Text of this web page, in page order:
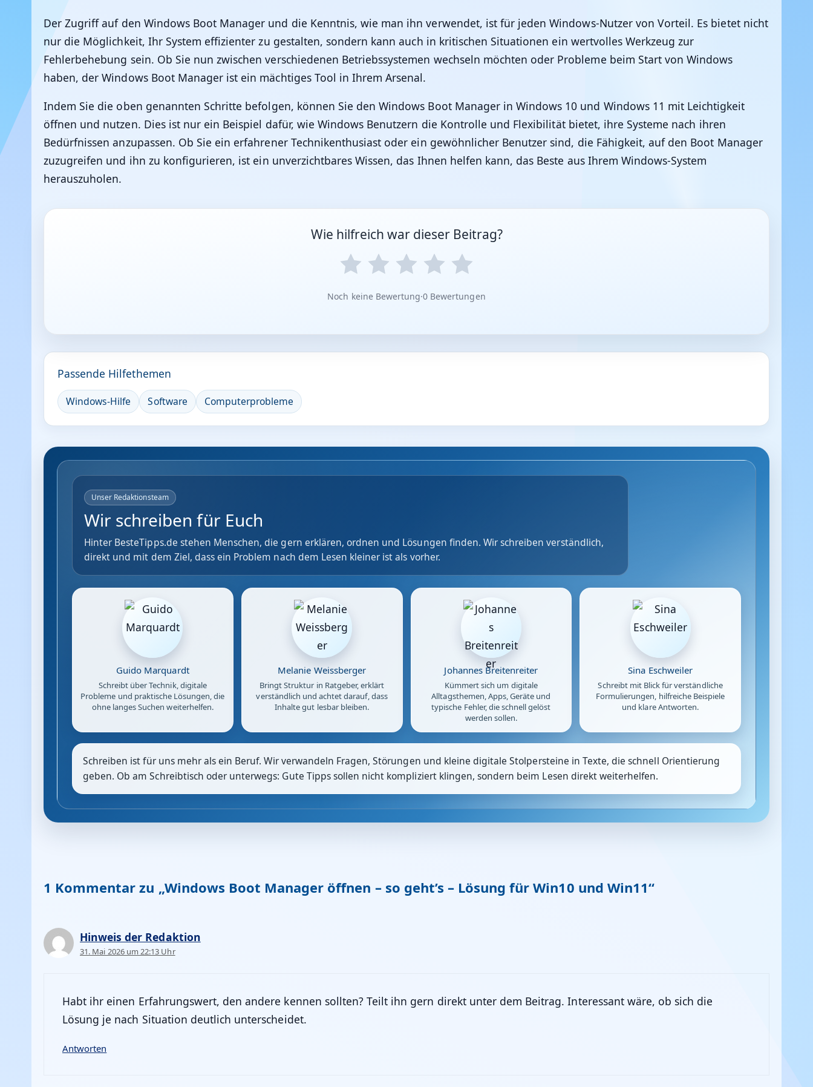
Der Zugriff auf den Windows Boot Manager und die Kenntnis, wie man ihn verwendet, ist für jeden Windows-Nutzer von Vorteil. Es bietet nicht
nur die Möglichkeit, Ihr System effizienter zu gestalten, sondern kann auch in kritischen Situationen ein wertvolles Werkzeug zur
Fehlerbehebung sein. Ob Sie nun zwischen verschiedenen Betriebssystemen wechseln möchten oder Probleme beim Start von Windows
haben, der Windows Boot Manager ist ein mächtiges Tool in Ihrem Arsenal.
Indem Sie die oben genannten Schritte befolgen, können Sie den Windows Boot Manager in Windows 10 und Windows 11 mit Leichtigkeit
öffnen und nutzen. Dies ist nur ein Beispiel dafür, wie Windows Benutzern die Kontrolle und Flexibilität bietet, ihre Systeme nach ihren
Bedürfnissen anzupassen. Ob Sie ein erfahrener Technikenthusiast oder ein gewöhnlicher Benutzer sind, die Fähigkeit, auf den Boot Manager
zuzugreifen und ihn zu konfigurieren, ist ein unverzichtbares Wissen, das Ihnen helfen kann, das Beste aus Ihrem Windows-System
herauszuholen.
Wie hilfreich war dieser Beitrag?
Noch keine Bewertung·0 Bewertungen
Passende Hilfethemen
Windows-Hilfe Software Computerprobleme
Unser Redaktionsteam
Wir schreiben für Euch
Hinter BesteTipps.de stehen Menschen, die gern erklären, ordnen und Lösungen finden. Wir schreiben verständlich,
direkt und mit dem Ziel, dass ein Problem nach dem Lesen kleiner ist als vorher.
Guido Marquardt
Schreibt über Technik, digitale
Probleme und praktische Lösungen, die
ohne langes Suchen weiterhelfen.
Melanie Weissberger
Bringt Struktur in Ratgeber, erklärt
verständlich und achtet darauf, dass
Inhalte gut lesbar bleiben.
Johannes Breitenreiter
Kümmert sich um digitale
Alltagsthemen, Apps, Geräte und
typische Fehler, die schnell gelöst
werden sollen.
Sina Eschweiler
Schreibt mit Blick für verständliche
Formulierungen, hilfreiche Beispiele
und klare Antworten.
Schreiben ist für uns mehr als ein Beruf. Wir verwandeln Fragen, Störungen und kleine digitale Stolpersteine in Texte, die schnell Orientierung
geben. Ob am Schreibtisch oder unterwegs: Gute Tipps sollen nicht kompliziert klingen, sondern beim Lesen direkt weiterhelfen.
1 Kommentar zu „Windows Boot Manager öffnen – so geht’s – Lösung für Win10 und Win11“
Hinweis der Redaktion
31. Mai 2026 um 22:13 Uhr
Habt ihr einen Erfahrungswert, den andere kennen sollten? Teilt ihn gern direkt unter dem Beitrag. Interessant wäre, ob sich die
Lösung je nach Situation deutlich unterscheidet.
Antworten